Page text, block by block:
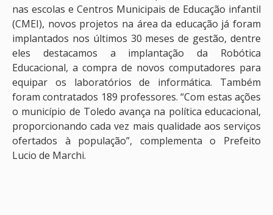
nas escolas e Centros Municipais de Educação infantil
(CMEI), novos projetos na área da educação já foram
implantados nos últimos 30 meses de gestão, dentre
eles destacamos a implantação da Robótica
Educacional, a compra de novos computadores para
equipar os laboratórios de informática. Também
foram contratados 189 professores. “Com estas ações
o município de Toledo avança na política educacional,
proporcionando cada vez mais qualidade aos serviços
ofertados à população”, complementa o Prefeito
Lucio de Marchi.